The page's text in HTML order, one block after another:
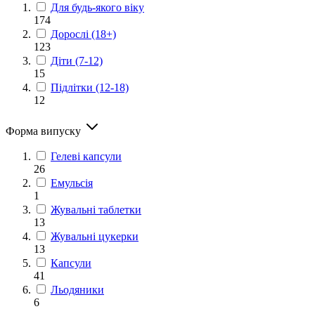
Для будь-якого віку
174
Дорослі (18+)
123
Діти (7-12)
15
Підлітки (12-18)
12
Форма випуску
Гелеві капсули
26
Емульсія
1
Жувальні таблетки
13
Жувальні цукерки
13
Капсули
41
Льодяники
6